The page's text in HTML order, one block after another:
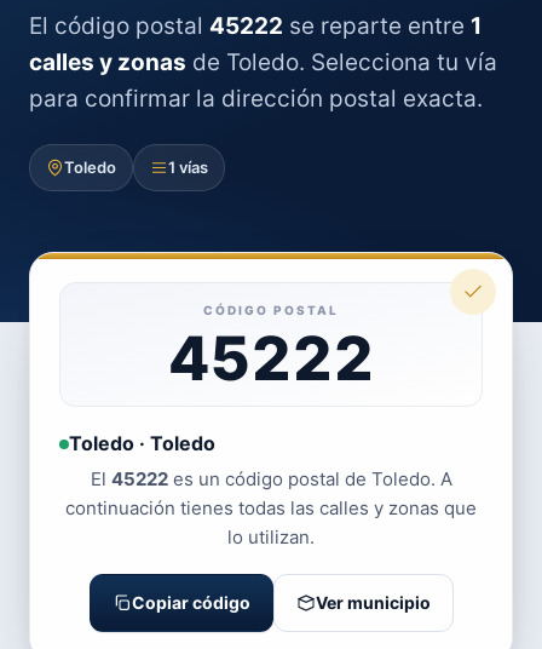
El código postal 45222 se reparte entre 1
calles y zonas de Toledo. Selecciona tu vía
para confirmar la dirección postal exacta.
Toledo 1 vías
CÓDIGO POSTAL
45222
Toledo · Toledo
El 45222es un código postal de Toledo. A
continuación tienes todas las calles y zonas que
lo utilizan.
Copiar código Ver municipio